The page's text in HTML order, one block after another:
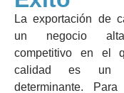
La exportación de
un negocio
competitivo en el
calidad es un
determinante. Para